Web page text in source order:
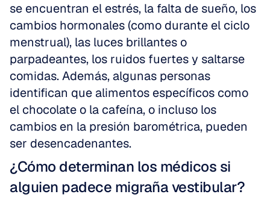
se encuentran el estrés, la falta de sueño, los
cambios hormonales (como durante el ciclo
menstrual), las luces brillantes o
parpadeantes, los ruidos fuertes y saltarse
comidas. Además, algunas personas
identifican que alimentos específicos como
el chocolate o la cafeína, o incluso los
cambios en la presión barométrica, pueden
ser desencadenantes.
¿Cómo determinan los médicos si
alguien padece migraña vestibular?